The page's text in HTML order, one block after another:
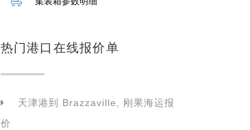
热门港口在线报价单
天津港到 Brazzaville, 刚果海运报
价